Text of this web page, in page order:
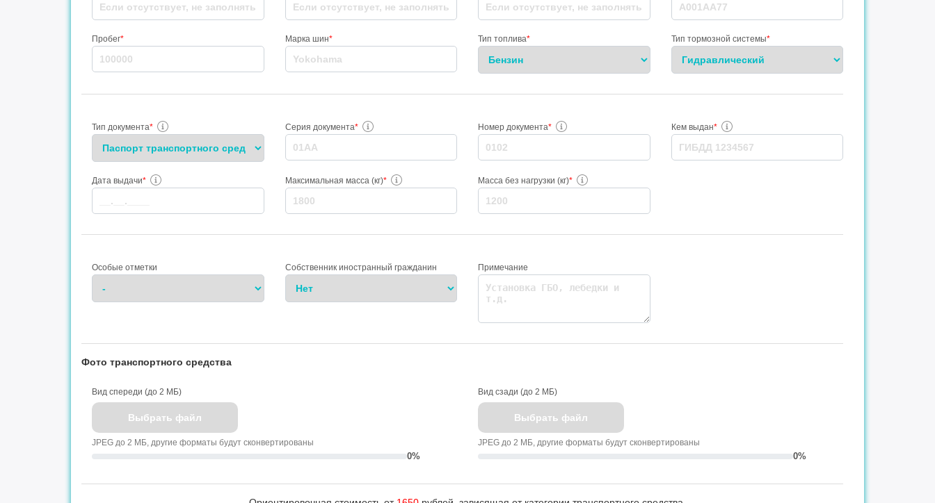
Пробег* Марка шин* Тип топлива* Тип тормозной системы*
Тип документа* Серия документа* Номер документа* Кем выдан*
Дата выдачи* Максимальная масса (кг)* Масса без нагрузки (кг)*
Особые отметки Собственник иностранный гражданин Примечание
Фото транспортного средства
Вид спереди (до 2 МБ)
Выбрать файл
JPEG до 2 МБ, другие форматы будут сконвертированы
0%
Вид сзади (до 2 МБ)
Выбрать файл
JPEG до 2 МБ, другие форматы будут сконвертированы
0%